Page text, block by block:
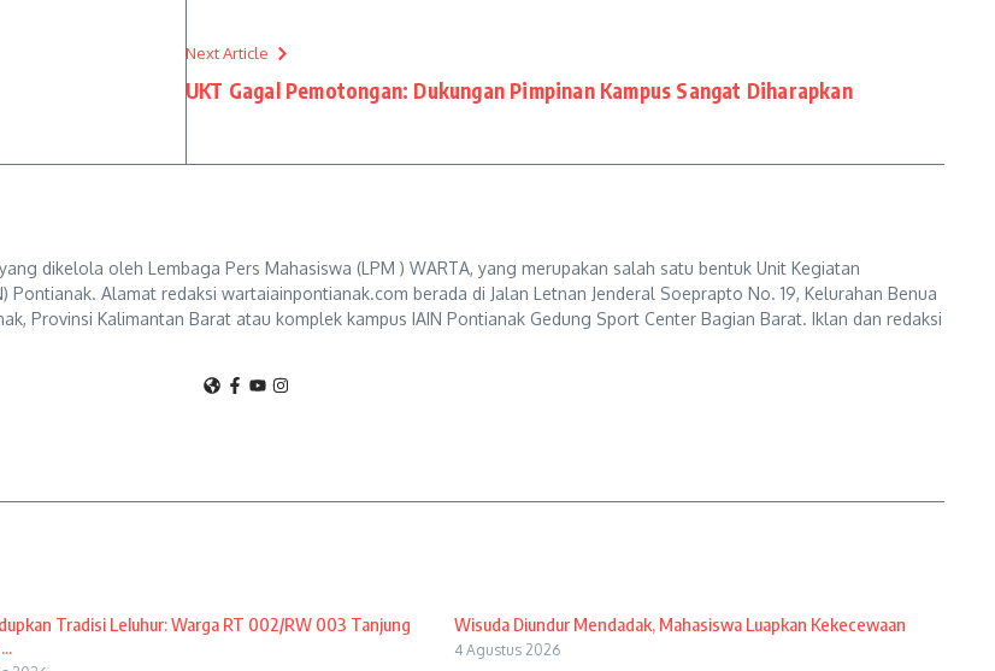
Next Article
UKT Gagal Pemotongan: Dukungan Pimpinan Kampus Sangat Diharapkan
dikelola oleh Lembaga Pers Mahasiswa (LPM ) WARTA, yang merupakan salah satu bentuk Unit Kegiatan
Alamat redaksi wartaiainpontianak.com berada di Jalan Letnan Jenderal Soeprapto No. 19, Kelurahan Benua
Provinsi Kalimantan Barat atau komplek kampus IAIN Pontianak Gedung Sport Center Bagian Barat. Iklan dan redaksi
Tradisi Leluhur: Warga RT 002/RW 003 Tanjung
Wisuda Diundur Mendadak, Mahasiswa Luapkan Kekecewaan
4 Agustus 2026